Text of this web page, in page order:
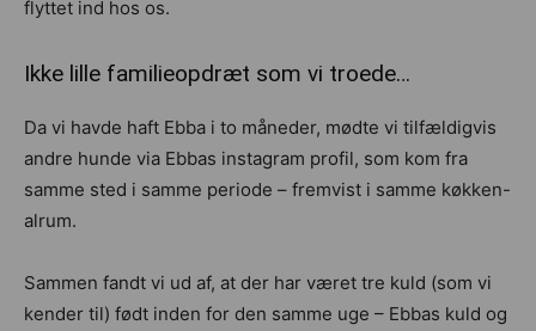
flyttet ind hos os.
Ikke lille familieopdræt som vi troede…
Da vi havde haft Ebba i to måneder, mødte vi tilfældigvis
andre hunde via Ebbas instagram profil, som kom fra
samme sted i samme periode – fremvist i samme køkken-
alrum.
Sammen fandt vi ud af, at der har været tre kuld (som vi
kender til) født inden for den samme uge – Ebbas kuld og